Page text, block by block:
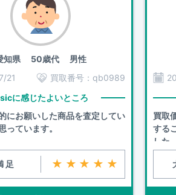
知県50歳代 男性
21
買取番号： qb0989
に感じたよいところ
にお願いした商品を査定してい
っています。
足 ★★★★★
買取
する
した。